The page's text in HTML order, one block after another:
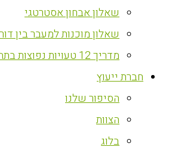
שאלון אבחון אסטרטגי
שאלון מוכנות למעבר בין דורי
מדריך 12 טעויות נפוצות בתהליך מעבר בין דורי
חברת ייעוץ
הסיפור שלנו
הצוות
בלוג